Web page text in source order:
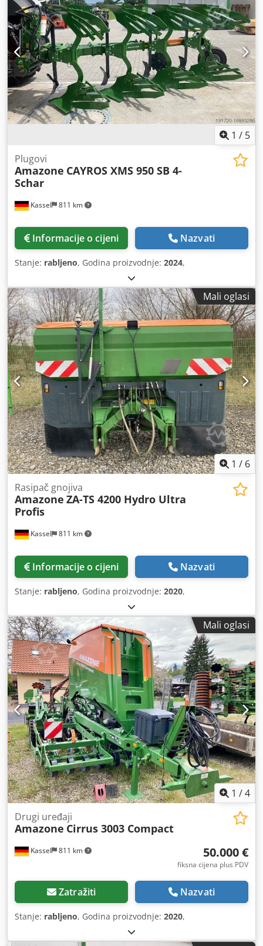
1 / 5
Kassel 811 km
Plugovi
Amazone CAYROS XMS 950 SB 4-
Schar
Informacije o cijeni Nazvati
Stanje: rabljeno, Godina proizvodnje: 2024,
Mali oglasi
1 / 6
Kassel 811 km
Rasipač gnojiva
Amazone ZA-TS 4200 Hydro Ultra
Profis
Informacije o cijeni Nazvati
Stanje: rabljeno, Godina proizvodnje: 2020,
Mali oglasi
1 /4
Kassel 811 km
Drugi uređaji
Amazone Cirrus 3003 Compact
50.000 €
fiksna cijena plus PDV
Zatražiti Nazvati
Stanje: rabljeno, Godina proizvodnje: 2020,